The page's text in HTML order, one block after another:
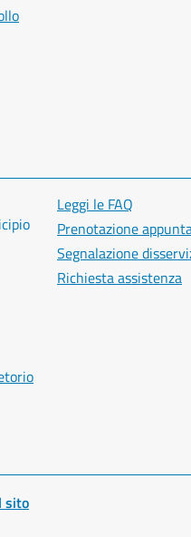
Leggi le FAQ
Prenotazione
Segnalazione
Richiesta assistenza
sito